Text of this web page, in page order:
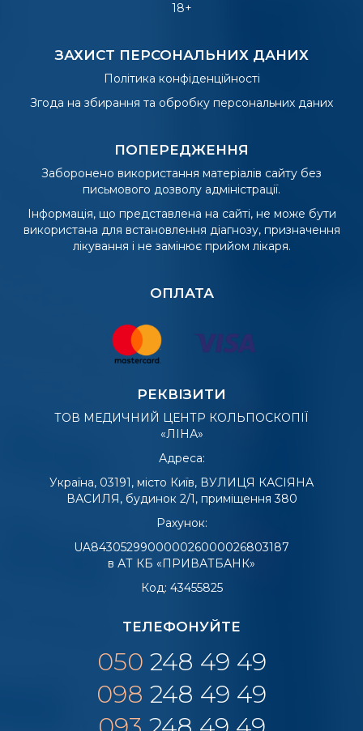
18+
ЗАХИСТ ПЕРСОНАЛЬНИХ ДАНИХ
Політика конфіденційності
Згода на збирання та обробку персональних даних
ПОПЕРЕДЖЕННЯ
Заборонено використання матеріалів сайту без
письмового дозволу адміністрації.
Інформація, що представлена на сайті, не може бути
використана для встановлення діагнозу, призначення
лікування і не замінює прийом лікаря.
ОПЛАТА
РЕКВІЗИТИ
ТОВ МЕДИЧНИЙ ЦЕНТР КОЛЬПОСКОПІЇ
«ЛІНА»
Адреса:
Україна, 03191, місто Київ, ВУЛИЦЯ КАСІЯНА
ВАСИЛЯ, будинок 2/1, приміщення 380
Рахунок:
UA843052990000026000026803187
в АТ КБ «ПРИВАТБАНК»
Код: 43455825
ТЕЛЕФОНУЙТЕ
050 248 49 49
098 248 49 49